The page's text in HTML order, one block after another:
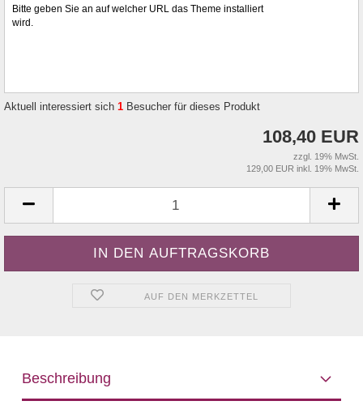
Bitte geben Sie an auf welcher URL das Theme installiert
wird.
Aktuell interessiert sich 1 Besucher für dieses Produkt
108,40 EUR
zzgl. 19% MwSt.
129,00 EUR inkl. 19% MwSt.
AUF DEN MERKZETTEL
Beschreibung